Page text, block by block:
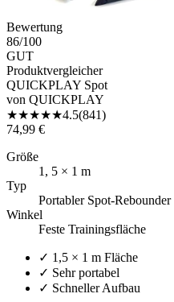
Bewertung
86/100
GUT
Produktvergleicher
QUICKPLAY Spot
von QUICKPLAY
★★★★★4.5(841)
74,99 €
Größe
1, 5 × 1 m
Typ
Portabler Spot-Rebounder
Winkel
Feste Trainingsfläche
✓ 1,5 × 1 m Fläche
✓ Sehr portabel
✓ Schneller Aufbau